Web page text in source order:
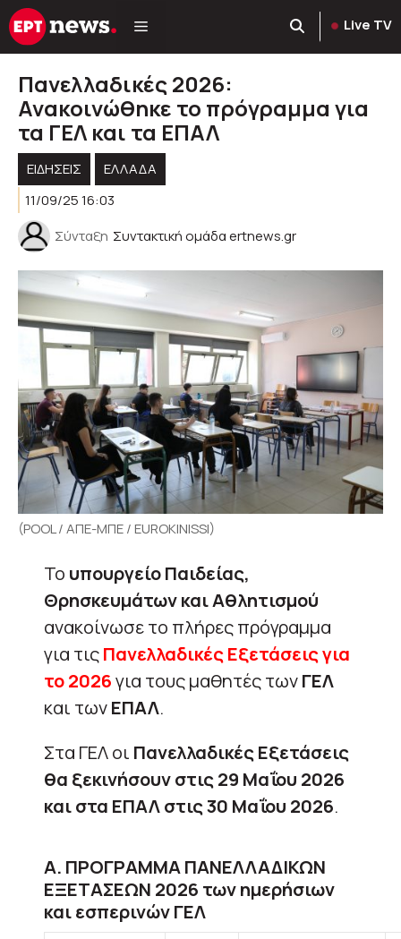
Μετάβαση
σε
Live TV
Πανελλαδικές 2026:
Ανακοινώθηκε το πρόγραμμα για
τα ΓΕΛ και τα ΕΠΑΛ
ΕΙΔΗΣΕΙΣ
ΕΛΛΑΔΑ
11/09/25 16:03
Σύνταξη Συντακτική ομάδα ertnews.gr
(POOL / ΑΠΕ-ΜΠΕ / EUROKINISSI)
Το υπουργείο Παιδείας,
Θρησκευμάτων και Αθλητισμού
ανακοίνωσε το πλήρες πρόγραμμα
για τιςΠανελλαδικές Εξετάσεις για
το 2026για τους μαθητές τωνΓΕΛ
και τωνΕΠΑΛ.
Στα ΓΕΛ οι Πανελλαδικές Εξετάσεις
θα ξεκινήσουν στις 29 Μαΐου 2026
και στα ΕΠΑΛ στις 30 Μαΐου 2026.
Α. ΠΡΟΓΡΑΜΜΑ ΠΑΝΕΛΛΑΔΙΚΩΝ
ΕΞΕΤΑΣΕΩΝ 2026 των ημερήσιων
και εσπερινών ΓΕΛ